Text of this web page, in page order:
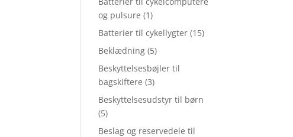
og pulsure (1)
Batterier til cykellygter (15)
Beklædning (5)
Beskyttelsesbøjler til
bagskiftere (3)
Beskyttelsesudstyr til børn
(5)
Beslag og reservedele til